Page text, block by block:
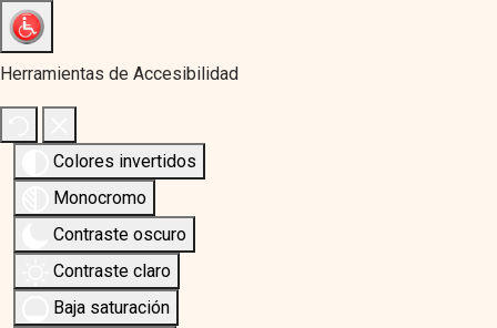
Herramientas de Accesibilidad
Colores invertidos
Monocromo
Contraste oscuro
Contraste claro
Baja saturación